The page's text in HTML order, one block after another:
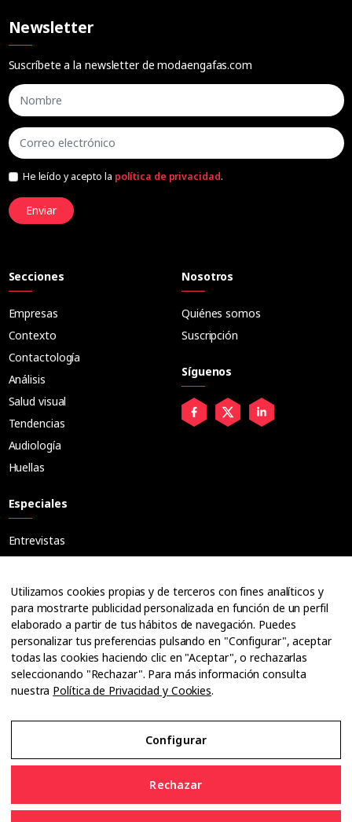
Newsletter
Suscríbete a la newsletter de modaengafas.com
He leído y acepto la política de privacidad.
Enviar
Secciones
Empresas
Contexto
Contactología
Análisis
Salud visual
Tendencias
Audiología
Huellas
Especiales
Entrevistas
Ópticos
Cuadernos
Guías
Dossier
Anuarios
Ofertas de empleo
Nosotros
Quiénes somos
Suscripción
Síguenos
Utilizamos cookies propias y de terceros con fines analíticos y
para mostrarte publicidad personalizada en función de un perfil
elaborado a partir de tus hábitos de navegación. Puedes
personalizar tus preferencias pulsando en "Configurar", aceptar
todas las cookies haciendo clic en "Aceptar", o rechazarlas
seleccionando "Rechazar". Para más información consulta
nuestra Política de Privacidad y Cookies.
Configurar
Rechazar
Aviso Legal
Política de Privacidad y Cookies